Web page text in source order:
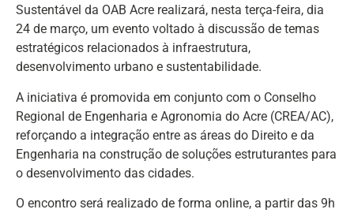
Sustentável da OAB Acre realizará, nesta terça-feira, dia
24 de março, um evento voltado à discussão de temas
estratégicos relacionados à infraestrutura,
desenvolvimento urbano e sustentabilidade.
A iniciativa é promovida em conjunto com o Conselho
Regional de Engenharia e Agronomia do Acre (CREA/AC),
reforçando a integração entre as áreas do Direito e da
Engenharia na construção de soluções estruturantes para
o desenvolvimento das cidades.
O encontro será realizado de forma online, a partir das 9h